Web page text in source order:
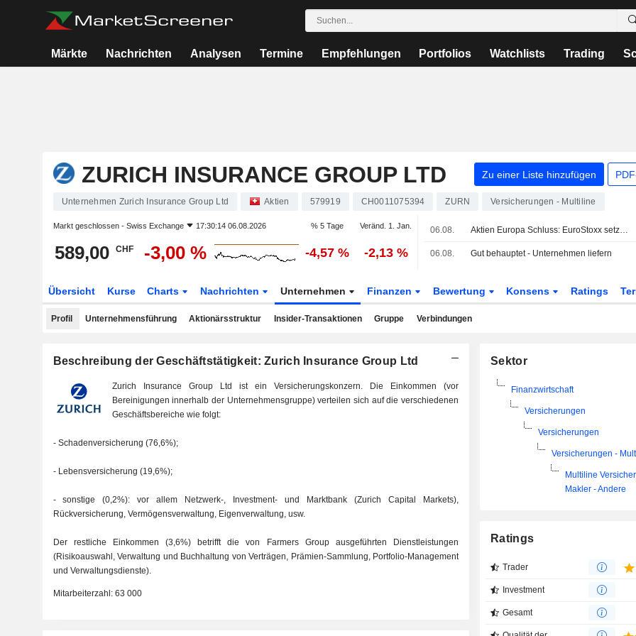
Märkte Nachrichten Analysen Termine Empfehlungen Portfolios Watchlists Trading
ZURICH INSURANCE GROUP LTD Zu einer Liste hinzufügen
Unternehmen Zurich Insurance Group Ltd Aktien 579919 CH0011075394 ZURN Versicherungen - Multiline
Markt geschlossen - Swiss Exchange 17:30:14 06.08.2026 % 5 Tage Veränd. 1. Jan.
589,00 CHF -3,00 % -4,57 % -2,13 %
06.08. Aktien Europa Schluss: EuroStoxx setzt Rekordlauf fort - Nahost-Hoffnung
06.08. Gut behauptet - Unternehmen liefern
Übersicht Kurse Charts Nachrichten Unternehmen Finanzen Bewertung Konsens Ratings
Profil Unternehmensführung Aktionärsstruktur Insider-Transaktionen Gruppe Verbindungen
Beschreibung der Geschäftstätigkeit: Zurich Insurance Group Ltd
Zurich Insurance Group Ltd ist ein Versicherungskonzern. Die Einkommen (vor
Bereinigungen innerhalb der Unternehmensgruppe) verteilen sich auf die verschiedenen
Geschäftsbereiche wie folgt:
- Schadenversicherung (76,6%);
- Lebensversicherung (19,6%);
- sonstige (0,2%): vor allem Netzwerk-, Investment- und Marktbank (Zurich Capital Markets),
Rückversicherung, Vermögensverwaltung, Eigenverwaltung, usw.
Der restliche Einkommen (3,6%) betrifft die von Farmers Group ausgeführten Dienstleistungen
(Risikoauswahl, Verwaltung und Buchhaltung von Verträgen, Prämien-Sammlung, Portfolio-Management
und Verwaltungsdienste).
Mitarbeiterzahl: 63 000
Sektor
Finanzwirtschaft
Versicherungen
Versicherungen
Versicherungen -
Multiline
Makler - Andere
Ratings
Trader
Investment
Gesamt